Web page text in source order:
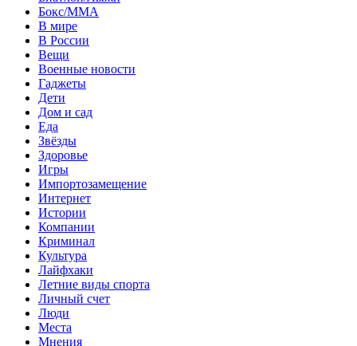
Бокс/MMA
В мире
В России
Вещи
Военные новости
Гаджеты
Дети
Дом и сад
Еда
Звёзды
Здоровье
Игры
Импортозамещение
Интернет
Истории
Компании
Криминал
Культура
Лайфхаки
Летние виды спорта
Личный счет
Люди
Места
Мнения